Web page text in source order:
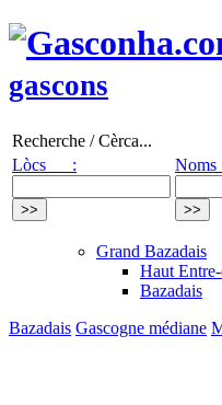
gascons
Recherche / Cèrca...
Lòcs :
Grand Bazadais
Haut
Bazadais
Bazadais Gascogne médiane